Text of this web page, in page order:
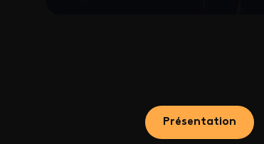
Présentation